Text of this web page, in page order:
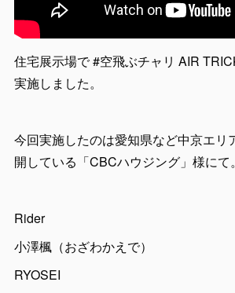
住宅展示場で #空飛ぶチャリ AIR
実施しました。
今回実施したのは愛知県など中京エリ
開している「CBCハウジング」様にて。
Rider
小澤楓（おざわかえで）
RYOSEI